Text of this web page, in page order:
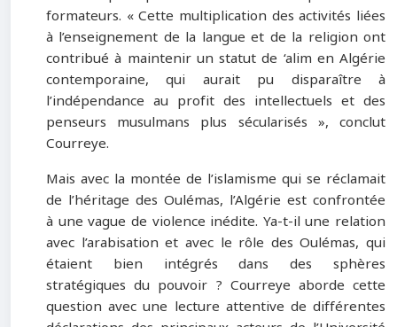
formateurs. « Cette multiplication des activités liées
à l’enseignement de la langue et de la religion ont
contribué à maintenir un statut de ‘alim en Algérie
contemporaine, qui aurait pu disparaître à
l’indépendance au profit des intellectuels et des
penseurs musulmans plus sécularisés », conclut
Courreye.
Mais avec la montée de l’islamisme qui se réclamait
de l’héritage des Oulémas, l’Algérie est confrontée
à une vague de violence inédite. Ya-t-il une relation
avec l’arabisation et avec le rôle des Oulémas, qui
étaient bien intégrés dans des sphères
stratégiques du pouvoir ? Courreye aborde cette
question avec une lecture attentive de différentes